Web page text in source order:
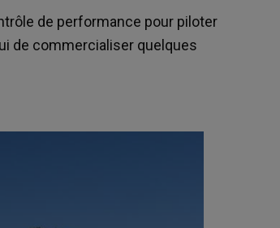
de performance pour piloter
de commercialiser quelques